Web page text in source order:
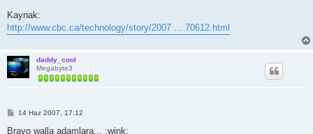
Kaynak:
http://www.cbc.ca/technology/story/2007 ... 70612.html
daddy_cool
Megabyte3
M
s
14 Haz 2007, 17:12
Bravo walla adamlara... :wink: